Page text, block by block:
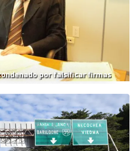
por falsificar firmas